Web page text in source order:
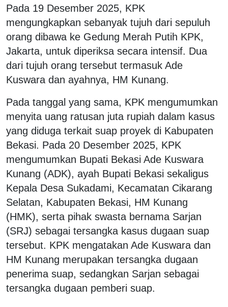
Pada 19 Desember 2025, KPK
mengungkapkan sebanyak tujuh dari sepuluh
orang dibawa ke Gedung Merah Putih KPK,
Jakarta, untuk diperiksa secara intensif. Dua
dari tujuh orang tersebut termasuk Ade
Kuswara dan ayahnya, HM Kunang.
Pada tanggal yang sama, KPK mengumumkan
menyita uang ratusan juta rupiah dalam kasus
yang diduga terkait suap proyek di Kabupaten
Bekasi. Pada 20 Desember 2025, KPK
mengumumkan Bupati Bekasi Ade Kuswara
Kunang (ADK), ayah Bupati Bekasi sekaligus
Kepala Desa Sukadami, Kecamatan Cikarang
Selatan, Kabupaten Bekasi, HM Kunang
(HMK), serta pihak swasta bernama Sarjan
(SRJ) sebagai tersangka kasus dugaan suap
tersebut. KPK mengatakan Ade Kuswara dan
HM Kunang merupakan tersangka dugaan
penerima suap, sedangkan Sarjan sebagai
tersangka dugaan pemberi suap.